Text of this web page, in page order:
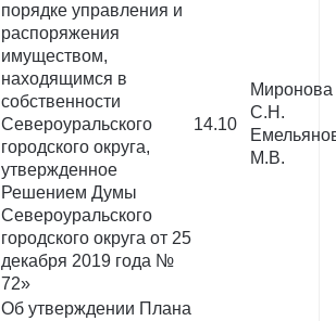
порядке управления и
распоряжения
имуществом,
находящимся в
собственности
Североуральского
городского округа,
утвержденное
Решением Думы
Североуральского
городского округа от 25
декабря 2019 года №
72»
14.10
Миронова
С.Н.
М.В.
Об утверждении Плана